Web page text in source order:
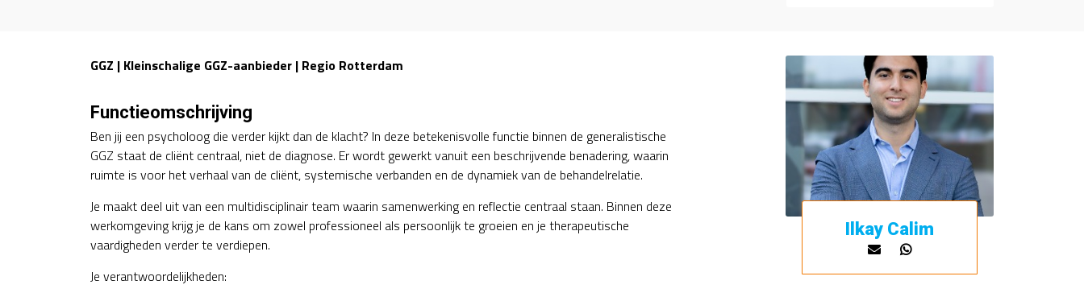
GGZ | Kleinschalige GGZ-aanbieder | Regio Rotterdam
Functieomschrijving
Ben jij een psycholoog die verder kijkt dan de klacht? In deze betekenisvolle functie binnen de generalistische
GGZ staat de cliënt centraal, niet de diagnose. Er wordt gewerkt vanuit een beschrijvende benadering, waarin
ruimte is voor het verhaal van de cliënt, systemische verbanden en de dynamiek van de behandelrelatie.
Je maakt deel uit van een multidisciplinair team waarin samenwerking en reflectie centraal staan. Binnen deze
werkomgeving krijg je de kans om zowel professioneel als persoonlijk te groeien en je therapeutische
vaardigheden verder te verdiepen.
Je verantwoordelijkheden:
Ilkay Calim